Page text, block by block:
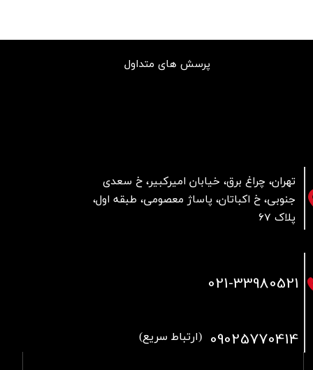
تهران، چراغ برق، خیابان امیرکبیر، خ سعدی
جنوبی، خ اکباتان، پاساژ معصومی، طبقه اول،
پلاک 67
پرسش های متداول
021-33980521
09025770414 (ارتباط سریع)